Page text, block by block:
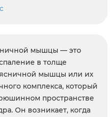
мышцы — это
в толще
мышцы или их
комплекса, который
пространстве
Он возникает, когда